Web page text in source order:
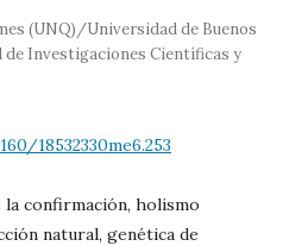
(UNQ)/Universidad de Buenos
Investigaciones Científicas y
18532330me6.253
confirmación, holismo
natural, genética de